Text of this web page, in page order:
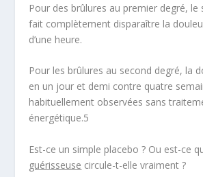
Pour des brûlures au premier degré, le
fait complètement disparaître la
d’une heure.
Pour les brûlures au second degré, la
en un jour et demi contre quatre
habituellement observées sans
énergétique.5
Est-ce un simple placebo ? Ou est-ce
guérisseuse circule-t-elle vraiment ?